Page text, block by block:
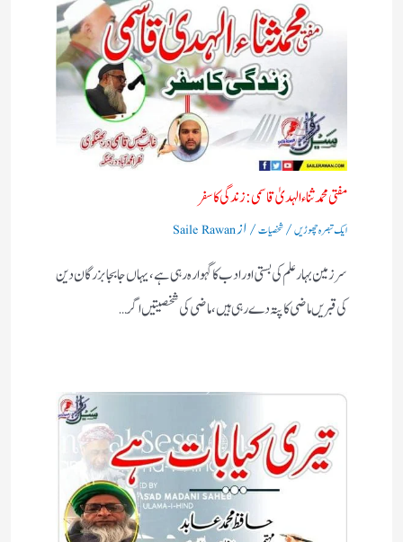
مفتی محمد ثناء الہدیٰ قاسمی: زندگی کا سفر
ایک تبصرہ چھوڑیں/شخصیات/ ازSaile Rawan
سرزمین بہارعلم کی بستی اورادب کا گہوارہ رہی ہے، یہاں جابجا بزرگان دین
کی قبریں ماضی کا پتہ دے رہی ہیں، ماضی کی شخصیتیں اگر…